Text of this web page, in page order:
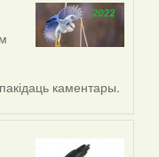
каментары.